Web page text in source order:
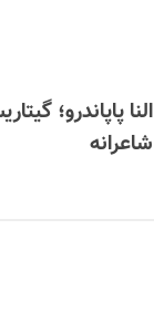
النا پاپاندرو؛
شاعرانه